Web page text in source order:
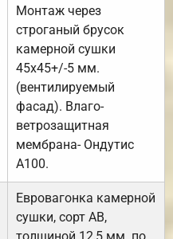
Монтаж через
строганый брусок
камерной сушки
45х45+/-5 мм.
(вентилируемый
фасад). Влаго-
ветрозащитная
мембрана- Ондутис
А100.
Евровагонка камерной
сушки, сорт АВ,
толщиной 12,5 мм. по